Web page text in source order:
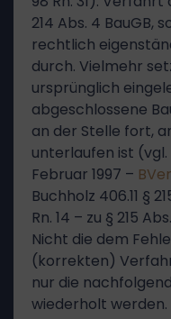
214 Abs. 4 BauGB,
rechtlich
durch. Vielmehr
ursprünglich
abgeschlossene
an der Stelle fort,
unterlaufen ist (vgl.
Februar 1997 –
Buchholz 406.11 §
Rn. 14 – zu § 215
Nicht die dem
(korrekten)
nur die
wiederholt